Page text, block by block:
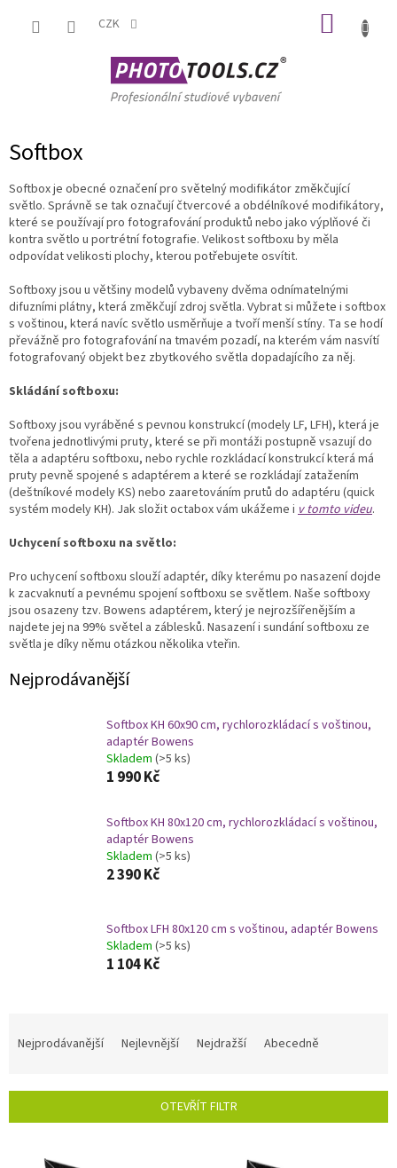
CZK
Softbox
Softbox je obecné označení pro světelný modifikátor změkčující
světlo. Správně se tak označují čtvercové a obdélníkové modifikátory,
které se používají pro fotografování produktů nebo jako výplňové či
kontra světlo u portrétní fotografie. Velikost softboxu by měla
odpovídat velikosti plochy, kterou potřebujete osvítit.
Softboxy jsou u většiny modelů vybaveny dvěma odnímatelnými
difuzními plátny, která změkčují zdroj světla. Vybrat si můžete i softbox
s voštinou, která navíc světlo usměrňuje a tvoří menší stíny. Ta se hodí
převážně pro fotografování na tmavém pozadí, na kterém vám nasvítí
fotografovaný objekt bez zbytkového světla dopadajícího za něj.
Skládání softboxu:
Softboxy jsou vyráběné s pevnou konstrukcí (modely LF, LFH), která je
tvořena jednotlivými pruty, které se při montáži postupně vsazují do
těla a adaptéru softboxu, nebo rychle rozkládací konstrukcí která má
pruty pevně spojené s adaptérem a které se rozkládají zatažením
(deštníkové modely KS) nebo zaaretováním prutů do adaptéru (quick
systém modely KH). Jak složit octabox vám ukážeme i v tomto videu.
Uchycení softboxu na světlo:
Pro uchycení softboxu slouží adaptér, díky kterému po nasazení dojde
k zacvaknutí a pevnému spojení softboxu se světlem. Naše softboxy
jsou osazeny tzv. Bowens adaptérem, který je nejrozšířenějším a
najdete jej na 99% světel a záblesků. Nasazení i sundání softboxu ze
světla je díky němu otázkou několika vteřin.
Nejprodávanější
Softbox KH 60x90 cm, rychlorozkládací s voštinou,
adaptér Bowens
Skladem (>5 ks)
1 990 Kč
Softbox KH 80x120 cm, rychlorozkládací s voštinou,
adaptér Bowens
Skladem (>5 ks)
2 390 Kč
Softbox LFH 80x120 cm s voštinou, adaptér Bowens
Skladem (>5 ks)
1 104 Kč
í
Nejprodávanější Nejlevnější Nejdražší Abecedně
OTEVŘÍT FILTR